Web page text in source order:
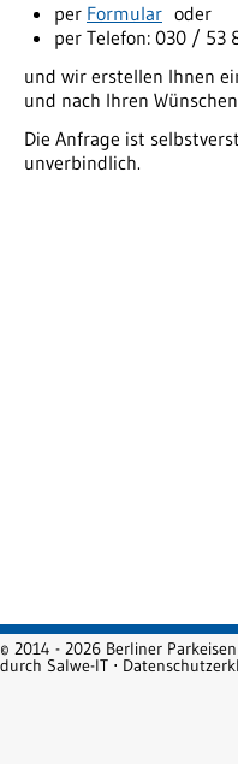
per Formular oder
per Telefon: 030 / 53
und wir erstellen Ihnen
und nach Ihren
Die Anfrage ist
unverbindlich.
© 2014 - 2026 Berliner
durch Salwe-IT ⋅